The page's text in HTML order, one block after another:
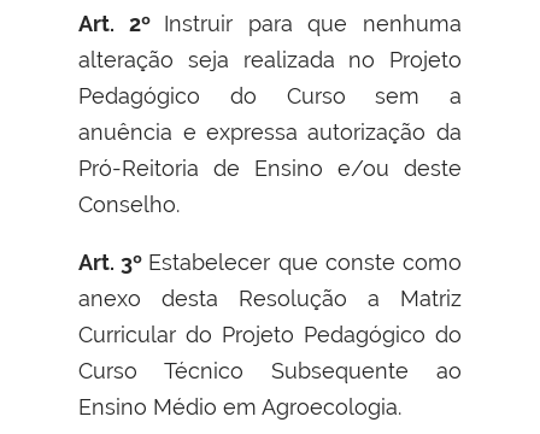
Art. 2º Instruir para que nenhuma
alteração seja realizada no Projeto
Pedagógico do Curso sem a
anuência e expressa autorização da
Pró-Reitoria de Ensino e/ou deste
Conselho.
Art. 3º Estabelecer que conste como
anexo desta Resolução a Matriz
Curricular do Projeto Pedagógico do
Curso Técnico Subsequente ao
Ensino Médio em Agroecologia.